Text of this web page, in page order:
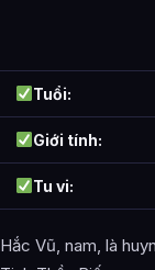
Tuổi:
Giới tính:
Tu vi:
Hắc Vũ, nam, là